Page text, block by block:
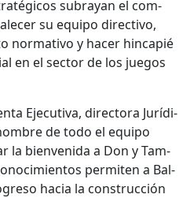
sub­rayan el com­
su equipo direc­ti­vo,
nor­ma­ti­vo y hac­er hin­capié
en el sec­tor de los jue­gos
Ejec­u­ti­va, direc­to­ra Jurídi­
de todo el equipo
la bien­veni­da a Don y Tam­
per­miten a Bal­
hacia la con­struc­ción